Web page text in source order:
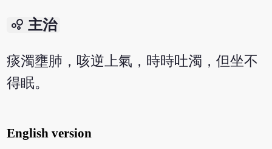
bubble_chart 主治
痰濁壅肺，咳逆上氣，時時吐濁，但坐不
得眠。
English version